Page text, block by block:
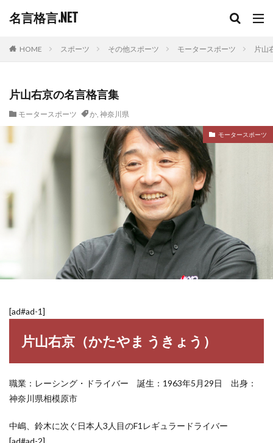
名言格言.NET
HOME スポーツ その他スポーツ モータースポーツ 片山
片山右京の名言格言集
モータースポーツ か, 神奈川県
モータースポーツ
[ad#ad-1]
片山右京（かたやま うきょう）
職業：レーシング・ドライバー 誕生：1963年5月29日 出身：
神奈川県相模原市
中嶋、鈴木に次ぐ日本人3人目のF1レギュラードライバー
[ad#ad-2]